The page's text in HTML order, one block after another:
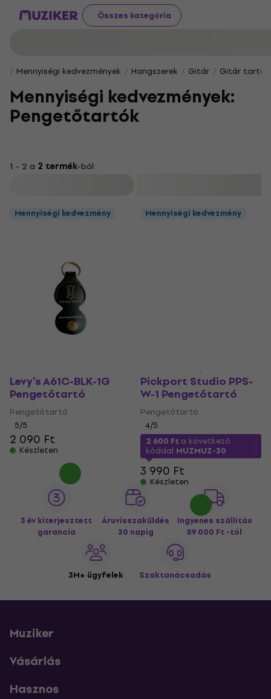
Összes kategória
Mennyiségi kedvezmények Hangszerek Gitár Gitár
Mennyiségi kedvezmények:
Pengetőtartók
1 - 2 a 2 termék-ból
Mennyiségi kedvezmény
Levy's A61C-BLK-1G
Pengetőtartó
Pengetőtartó
5/5
2 090 Ft
Készleten
Mennyiségi kedvezmény
Pickport Studio PPS-
W-1 Pengetőtartó
Pengetőtartó
4/5
2 600 Fta következő
kóddal MUZMUZ-30
3 990 Ft
Készleten
3 év kiterjesztett
garancia
Áruvisszaküldés
30 napig
Ingyenes szállítás
59 000 Ft -tól
3M+ ügyfelek Szaktanácsadás
Muziker
Vásárlás
Hasznos